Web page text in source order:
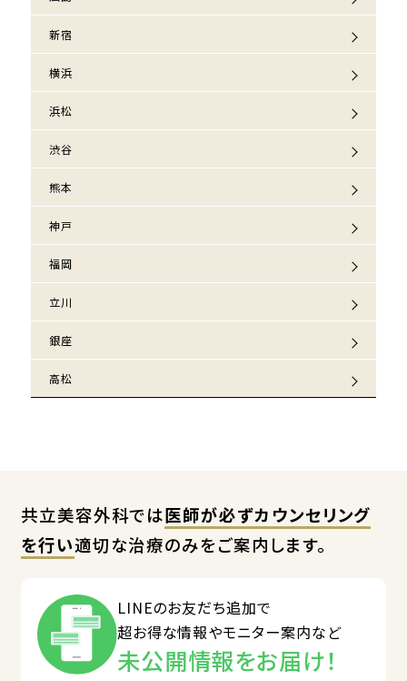
新宿
横浜
浜松
渋谷
熊本
神戸
福岡
立川
銀座
高松
共立美容外科では医師が必ずカウンセリング
を行い適切な治療のみをご案内します。
LINEのお友だち追加で
超お得な情報やモニター案内など
未公開情報をお届け！